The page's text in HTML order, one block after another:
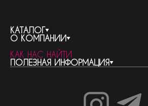
КАТАЛОГ
весь каталог
бренды
женская парфюмерия
мужская парфюмерия
унисекс парфюмерия
О КОМПАНИИ
контакты
о компании
доставка и оплата
КАК НАС НАЙТИ
ПОЛЕЗНАЯ ИНФОРМАЦИЯ
как совершить покупку